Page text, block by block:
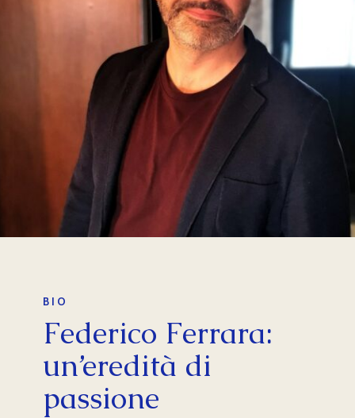
BIO
Federico Ferrara:
un’eredità di
passione